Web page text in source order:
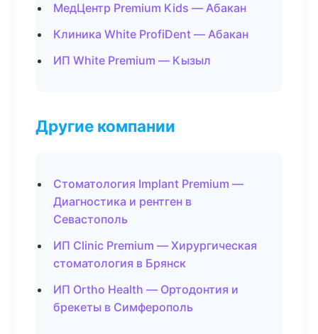
МедЦентр Premium Kids — Абакан
Клиника White ProfiDent — Абакан
ИП White Premium — Кызыл
Другие компании
Стоматология Implant Premium —
Диагностика и рентген в
Севастополь
ИП Clinic Premium — Хирургическая
стоматология в Брянск
ИП Ortho Health — Ортодонтия и
брекеты в Симферополь